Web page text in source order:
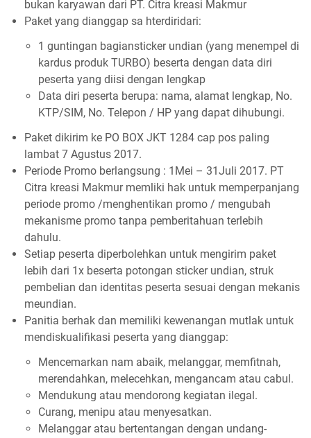
bukan karyawan dari PT. Citra kreasi Makmur
Paket yang dianggap sa hterdiridari:
1 guntingan bagiansticker undian (yang menempel di
kardus produk TURBO) beserta dengan data diri
peserta yang diisi dengan lengkap
Data diri peserta berupa: nama, alamat lengkap, No.
KTP/SIM, No. Telepon / HP yang dapat dihubungi.
Paket dikirim ke PO BOX JKT 1284 cap pos paling
lambat 7 Agustus 2017.
Periode Promo berlangsung : 1Mei – 31Juli 2017. PT
Citra kreasi Makmur memliki hak untuk memperpanjang
periode promo /menghentikan promo / mengubah
mekanisme promo tanpa pemberitahuan terlebih
dahulu.
Setiap peserta diperbolehkan untuk mengirim paket
lebih dari 1x beserta potongan sticker undian, struk
pembelian dan identitas peserta sesuai dengan mekanis
meundian.
Panitia berhak dan memiliki kewenangan mutlak untuk
mendiskualifikasi peserta yang dianggap:
Mencemarkan nam abaik, melanggar, memfitnah,
merendahkan, melecehkan, mengancam atau cabul.
Mendukung atau mendorong kegiatan ilegal.
Curang, menipu atau menyesatkan.
Melanggar atau bertentangan dengan undang-